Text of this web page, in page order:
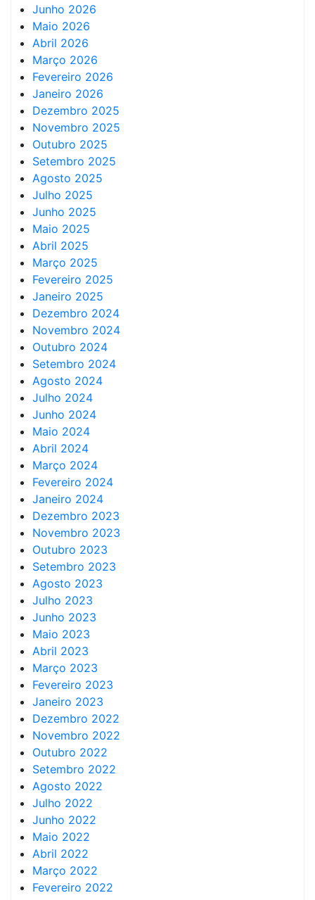
Junho 2026
Maio 2026
Abril 2026
Março 2026
Fevereiro 2026
Janeiro 2026
Dezembro 2025
Novembro 2025
Outubro 2025
Setembro 2025
Agosto 2025
Julho 2025
Junho 2025
Maio 2025
Abril 2025
Março 2025
Fevereiro 2025
Janeiro 2025
Dezembro 2024
Novembro 2024
Outubro 2024
Setembro 2024
Agosto 2024
Julho 2024
Junho 2024
Maio 2024
Abril 2024
Março 2024
Fevereiro 2024
Janeiro 2024
Dezembro 2023
Novembro 2023
Outubro 2023
Setembro 2023
Agosto 2023
Julho 2023
Junho 2023
Maio 2023
Abril 2023
Março 2023
Fevereiro 2023
Janeiro 2023
Dezembro 2022
Novembro 2022
Outubro 2022
Setembro 2022
Agosto 2022
Julho 2022
Junho 2022
Maio 2022
Abril 2022
Março 2022
Fevereiro 2022